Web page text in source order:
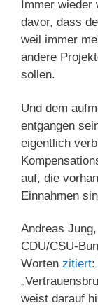
Immer
davor, dass
weil immer
andere
sollen.
Und dem
entgangen
eigentlich
auf, die
Einnahmen
Andreas
CDU/CSU-
Worten zitiert:
weist darauf